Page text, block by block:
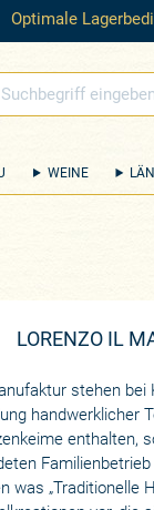
Optimale
WEINE
LORENZO IL
stehen
„Traditionelle